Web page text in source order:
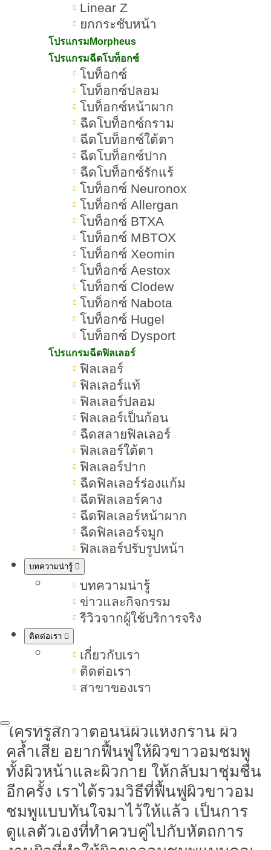
Linear Z
ยกกระชับหน้า
โปรแกรมMorpheus
โปรแกรมฉีดโบท็อกซ์
โบท็อกซ์
โบท็อกซ์ปลอม
โบท็อกซ์หน้าผาก
ฉีดโบท็อกซ์กราม
ฉีดโบท็อกซ์ใต้ตา
ฉีดโบท็อกซ์ปาก
ฉีดโบท็อกซ์รักแร้
โบท็อกซ์ Neuronox
โบท็อกซ์ Allergan
โบท็อกซ์ BTXA
โบท็อกซ์ MBTOX
โบท็อกซ์ Xeomin
โบท็อกซ์ Aestox
โบท็อกซ์ Clodew
โบท็อกซ์ Nabota
โบท็อกซ์ Hugel
โบท็อกซ์ Dysport
โปรแกรมฉีดฟิลเลอร์
ฟิลเลอร์
ฟิลเลอร์แท้
ฟิลเลอร์ปลอม
ฟิลเลอร์เป็นก้อน
ฉีดสลายฟิลเลอร์
ฟิลเลอร์ใต้ตา
ฟิลเลอร์ปาก
ฉีดฟิลเลอร์ร่องแก้ม
ฉีดฟิลเลอร์คาง
ฉีดฟิลเลอร์หน้าผาก
ฉีดฟิลเลอร์จมูก
ฟิลเลอร์ปรับรูปหน้า
บทความน่ารู้
บทความน่ารู้
ข่าวและกิจกรรม
รีวิวจากผู้ใช้บริการจริง
ติดต่อเรา
เกี่ยวกับเรา
ติดต่อเรา
สาขาของเรา
3.IPL (Intense Pulsed Light) -
เลเซอร์แสงความเข้มข้นสูง
4.Fractional Laser (เลเซอร์ฟื้นฟูผิว)
หัตถการงานผิวที่ช่วยให้ผิวขาวด้วย
ทรีตเม้นท์
1.ผลัดเซลล์ผิวด้วย AHA/BHA หรือ
Chemical Peeling
2.เมโสหน้าใส (Mesotherapy)
3.ไอออนโต (Iontophoresis) และโฟ
โน (Phonophoresis)
4.เลเซอร์ทรีตเม้นท์หน้าใส (Laser
Facial Treatment)
5.มาส์กบำรุงผิวสูตรเข้มข้น
(Brightening Mask Treatment)
หัตถการงานผิวที่ช่วยให้ผิวขาวด้วย
การดริปวิตามิน
หัตถการงานผิวที่ช่วยให้ผิวขาวด้วย
Radiesse
หัตถการงานผิวที่ช่วยให้ผิวขาวด้วย
Sculptra
หัตถการงานผิวที่ช่วยให้ผิวขาวด้วย
Profhilo
หัตถการงานผิวที่ช่วยให้ผิวขาวด้วย
Skinvive
หัตถการงานผิวที่ช่วยให้ผิวขาวด้วย
สรุปรวมวิธีดูแลผิวขาวกระจ่างใส
ใครที่รู้สึกว่าตอนนี้ผิวแห้งกร้าน ผิว
คล้ำเสีย อยากฟื้นฟูให้ผิวขาวอมชมพู
ทั้งผิวหน้าและผิวกาย ให้กลับมาชุ่มชื่น
อีกครั้ง เราได้รวมวิธีที่ฟื้นฟูผิวขาวอม
ชมพูแบบทันใจมาไว้ให้แล้ว เป็นการ
ดูแลตัวเองที่ทำควบคู่ไปกับหัตถการ